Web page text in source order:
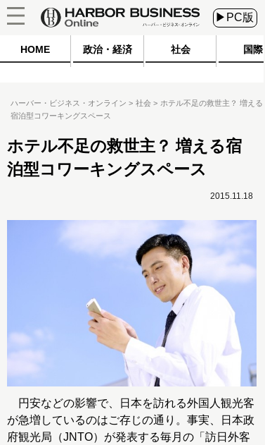
▶PC版
HOME 政治・経済 社会 国際
ハーバー・ビジネス・オンライン 社会
ホテル不足の救世主？ 増える
宿泊型コワーキングスペース
ホテル不足の救世主？ 増える宿
泊型コワーキングスペース
2015.11.18
円安などの影響で、日本を訪れる外国人観光客
が急増しているのはご存じの通り。事実、日本政
府観光局（JNTO）が発表する毎月の「訪日外客